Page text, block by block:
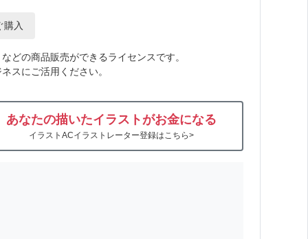
購入
どの商品販売ができるライセンスです。
スにご活用ください。
あなたの描いたイラストがお金になる
イラストACイラストレーター登録はこちら>